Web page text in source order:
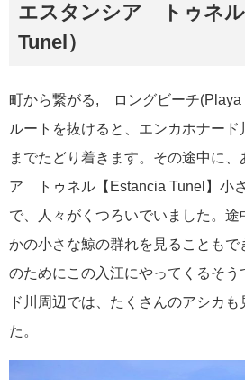
エスタンシア トゥネ
Tunel）
町から繋がる, ロングビーチ(Playa
ルートを抜けると、エンカホナード
までたどり着きます。その途中に
ア トゥネル【Estancia Tunel】小
で、人々がくつろいでいました。
かの小さな鯨の群れを見ることもで
のためにこの入江にやってくるそう
ド川周辺では、たくさんのアシカ
た。